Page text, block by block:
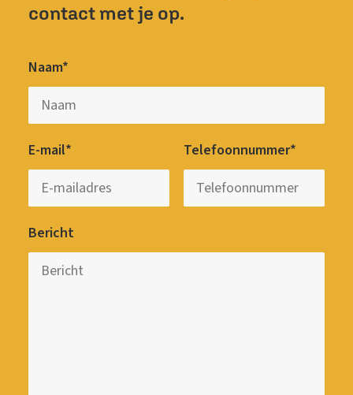
contact met je op.
Naam*
E-mail* Telefoonnummer*
Bericht